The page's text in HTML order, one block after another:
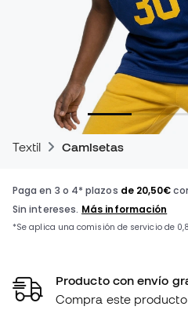
Textil Camisetas
Producto con envío
Compra este